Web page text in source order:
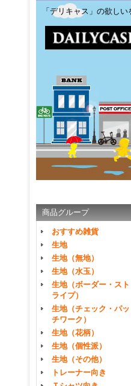
「デリキャス」の欲し
商品グループ
おすすめ雑貨
生地
生地（無地）
生地（水玉）
生地（ボーダー・スト
ライプ）
生地（チェック・パッ
チワーク）
生地（花柄）
生地（個性派）
生地（その他）
トレーナー向き